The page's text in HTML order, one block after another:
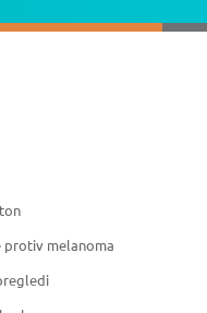
protiv melanoma